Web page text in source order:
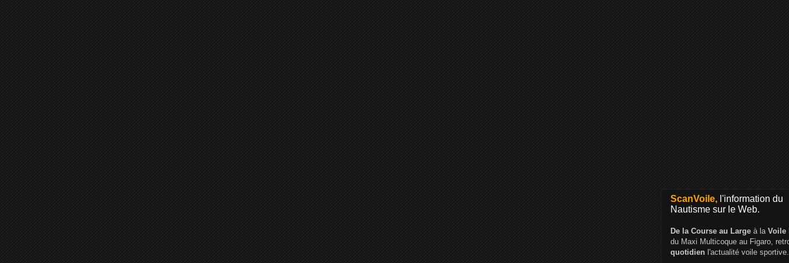
ScanVoile, l'information du
Nautisme sur le Web.
De la Course au Large à la Voile
du Maxi Multicoque au Figaro,
quotidien l'actualité voile sportive.